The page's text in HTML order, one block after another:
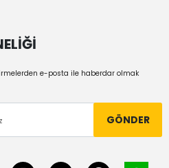
e-posta ile haberdar olmak
GÖNDER